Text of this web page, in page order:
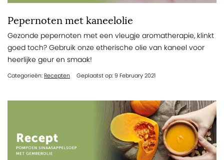
Pepernoten met kaneelolie
Gezonde pepernoten met een vleugje aromatherapie, klinkt
goed toch? Gebruik onze etherische olie van kaneel voor
heerlijke geur en smaak!
Categorieën:Recepten Geplaatst op: 9 February 2021